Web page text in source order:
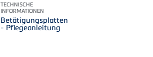
TECHNISCHE
INFORMATIONEN
Betätigungsplatten
- Pflegeanleitung